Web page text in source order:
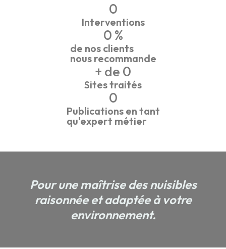
Interventions
0
de nos clients
nous recommande
0 %
Sites traités
+ de 0
Publications en tant
qu'expert métier
0
Pour une maîtrise des nuisibles
raisonnée et adaptée à votre
environnement.